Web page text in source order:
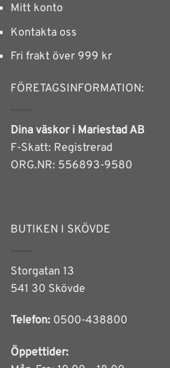
Mitt konto
Kontakta oss
Fri frakt över 999 kr
FÖRETAGSINFORMATION:
Dina väskor i Mariestad AB
F-Skatt: Registrerad
ORG.NR: 556893-9580
BUTIKEN I SKÖVDE
Storgatan 13
541 30 Skövde
Telefon: 0500-438800
Öppettider: